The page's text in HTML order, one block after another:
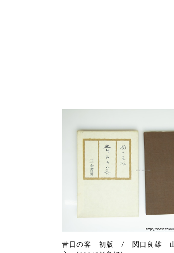
昔日の客 初版 / 関口良雄 山